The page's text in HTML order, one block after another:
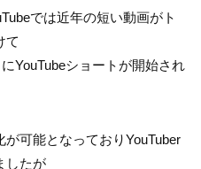
では近年の短い動画がト
て
YouTubeショートが開始され
可能となっておりYouTuber
したが